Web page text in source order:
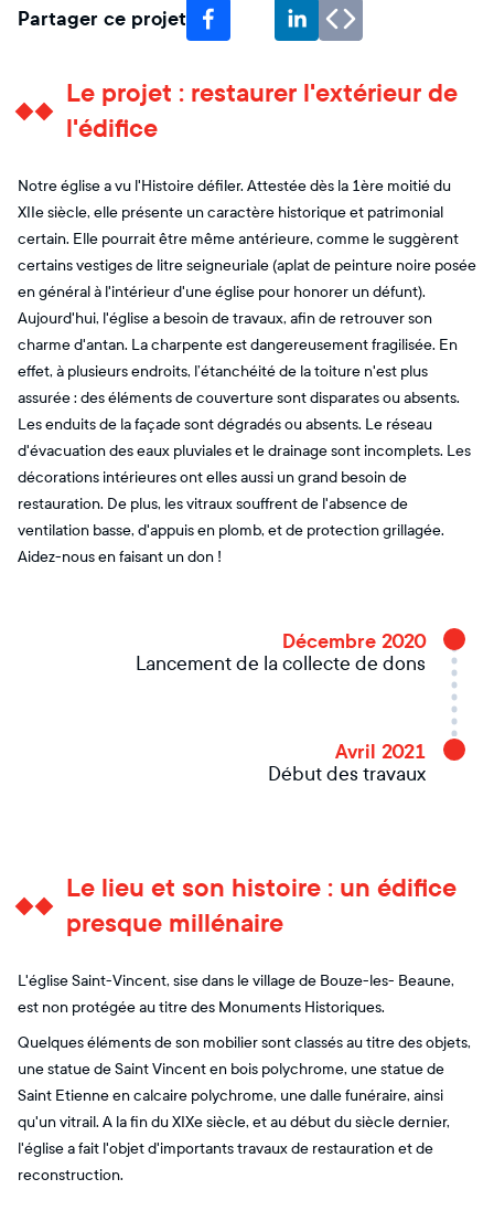
Partager ce projet
Le projet : restaurer l'extérieur de
l'édifice
Notre église a vu l'Histoire défiler. Attestée dès la 1ère moitié du
XIIe siècle, elle présente un caractère historique et patrimonial
certain. Elle pourrait être même antérieure, comme le suggèrent
certains vestiges de litre seigneuriale (aplat de peinture noire posée
en général à l'intérieur d'une église pour honorer un défunt).
Aujourd'hui, l'église a besoin de travaux, afin de retrouver son
charme d'antan. La charpente est dangereusement fragilisée. En
effet, à plusieurs endroits, l’étanchéité de la toiture n'est plus
assurée : des éléments de couverture sont disparates ou absents.
Les enduits de la façade sont dégradés ou absents. Le réseau
d'évacuation des eaux pluviales et le drainage sont incomplets. Les
décorations intérieures ont elles aussi un grand besoin de
restauration. De plus, les vitraux souffrent de l'absence de
ventilation basse, d'appuis en plomb, et de protection grillagée.
Aidez-nous en faisant un don !
Décembre 2020
Lancement de la collecte de dons
Avril 2021
Début des travaux
Le lieu et son histoire : un édifice
presque millénaire
L'église Saint-Vincent, sise dans le village de Bouze-les- Beaune,
est non protégée au titre des Monuments Historiques.
Quelques éléments de son mobilier sont classés au titre des objets,
une statue de Saint Vincent en bois polychrome, une statue de
Saint Etienne en calcaire polychrome, une dalle funéraire, ainsi
qu'un vitrail. A la fin du XIXe siècle, et au début du siècle dernier,
l'église a fait l'objet d'importants travaux de restauration et de
reconstruction.